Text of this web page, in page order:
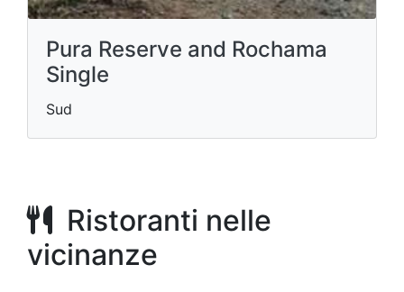
Pura Reserve and Rochama
Single
Sud
Ristoranti nelle
vicinanze